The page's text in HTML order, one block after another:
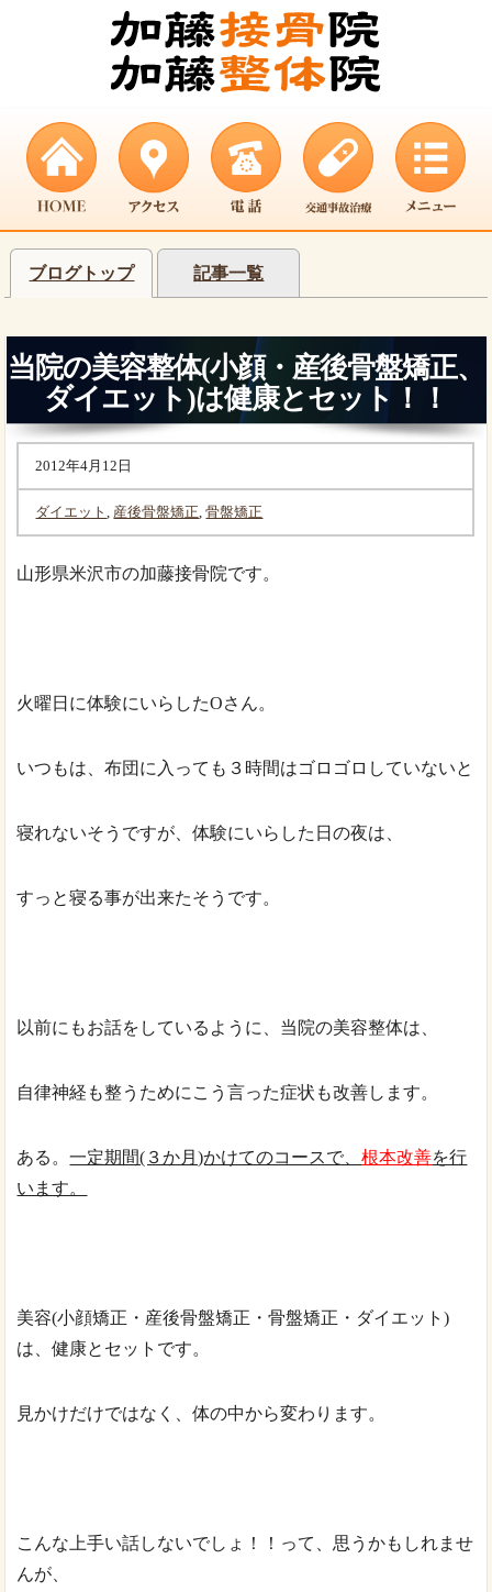
ブログトップ 記事一覧
当院の美容整体(小顔・産後骨盤矯正、
ダイエット)は健康とセット！！
2012年4月12日
ダイエット, 産後骨盤矯正,骨盤矯正
山形県米沢市の加藤接骨院です。
火曜日に体験にいらしたOさん。
いつもは、布団に入っても３時間はゴロゴロしていないと
寝れないそうですが、体験にいらした日の夜は、
すっと寝る事が出来たそうです。
以前にもお話をしているように、当院の美容整体は、
自律神経も整うためにこう言った症状も改善します。
ある。一定期間(３か月)かけてのコースで、根本改善を行
います。
美容(小顔矯正・産後骨盤矯正・骨盤矯正・ダイエット)
は、健康とセットです。
見かけだけではなく、体の中から変わります。
こんな上手い話しないでしょ！！って、思うかもしれませ
んが、